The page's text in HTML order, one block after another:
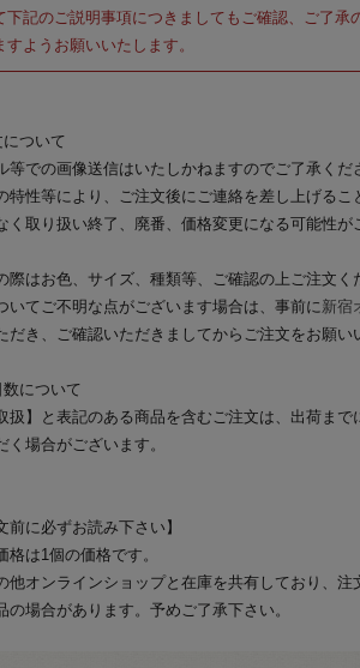
下記のご説明事項につきましてもご確認、ご了承
すようお願いいたします。
ついて
等での画像送信はいたしかねますのでご了承くだ
特性等により、ご注文後にご連絡を差し上げるこ
く取り扱い終了、廃番、価格変更になる可能性が
際はお色、サイズ、種類等、ご確認の上ご注文く
いてご不明な点がございます場合は、事前に 新宿
だき、ご確認いただきましてからご注文をお願い
について
扱】と表記のある商品を含むご注文は、出荷まで
く場合がございます。
前に必ずお読み下さい】
格は1個の価格です。
他オンラインショップと在庫を共有しており、注
の場合があります。予めご了承下さい。